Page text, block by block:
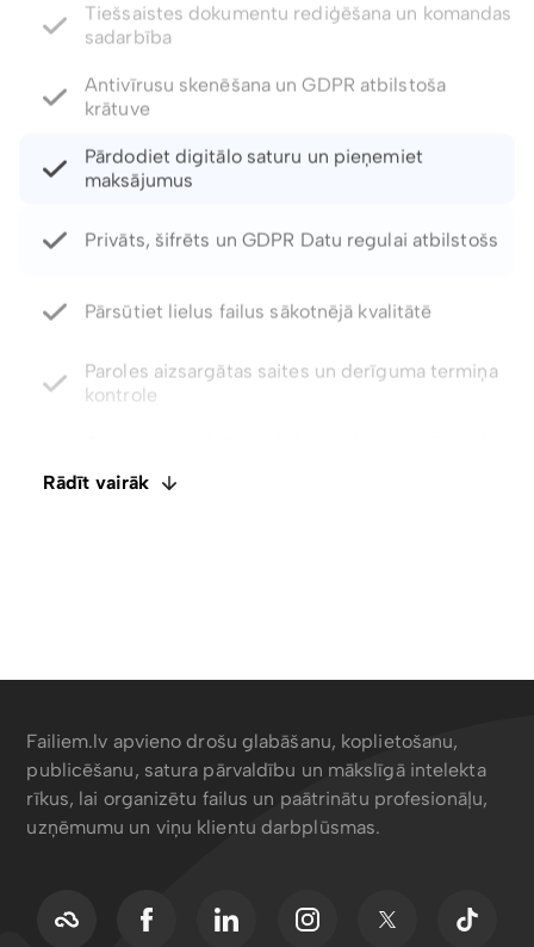
Rādīt vairāk
Antivīrusu skenēšana un GDPR atbilstoša
krātuve
Pārdodiet digitālo saturu un pieņemiet
maksājumus
Privāts, šifrēts un GDPR Datu regulai atbilstošs
Pārsūtiet lielus failus sākotnējā kvalitātē
Paroles aizsargātas saites un derīguma termiņa
Atjaunojiet izdzēstos failus un failu versijas līdz
pat 5 gadiem
ietagošana
Failiem.lv apvieno drošu glabāšanu, koplietošanu,
publicēšanu, satura pārvaldību un mākslīgā intelekta
rīkus, lai organizētu failus un paātrinātu profesionāļu,
uzņēmumu un viņu klientu darbplūsmas.